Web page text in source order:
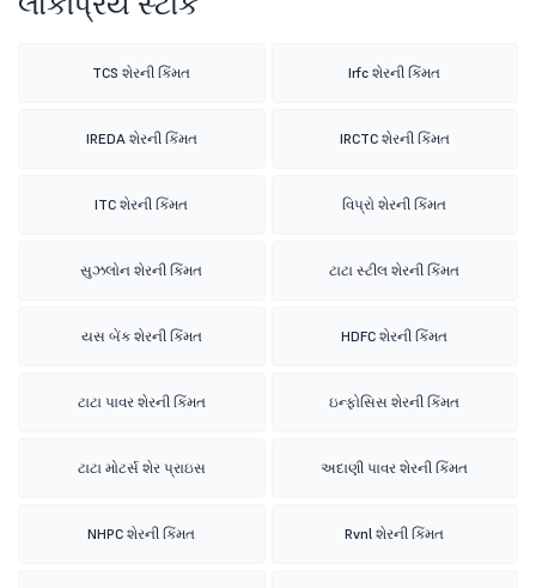
TCS શેરની કિંમત Irfc શેરની કિંમત
IREDA શેરની કિંમત IRCTC શેરની કિંમત
ITC શેરની કિંમત વિપ્રો શેરની કિંમત
સુઝલોન શેરની કિંમત ટાટા સ્ટીલ શેરની કિંમત
યસ બેંક શેરની કિંમત HDFC શેરની કિંમત
ટાટા પાવર શેરની કિંમત ઇન્ફોસિસ શેરની કિંમત
ટાટા મોટર્સ શેર પ્રાઇસ અદાણી પાવર શેરની કિંમત
NHPC શેરની કિંમત Rvnl શેરની કિંમત